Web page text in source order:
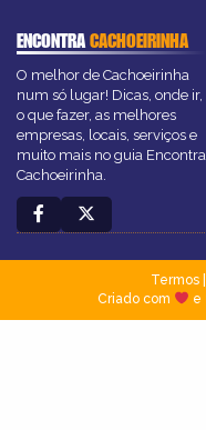
ENCONTRACACHOEIRINHA
O melhor de Cachoeirinha
num só lugar! Dicas, onde ir,
o que fazer, as melhores
empresas, locais, serviços e
muito mais no guia Encontra
Cachoeirinha.
Termos|
Criado com
e